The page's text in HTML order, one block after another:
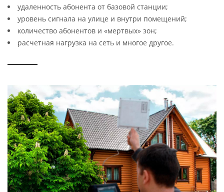
удаленность абонента от базовой станции;
уровень сигнала на улице и внутри помещений;
количество абонентов и «мертвых» зон;
расчетная нагрузка на сеть и многое другое.